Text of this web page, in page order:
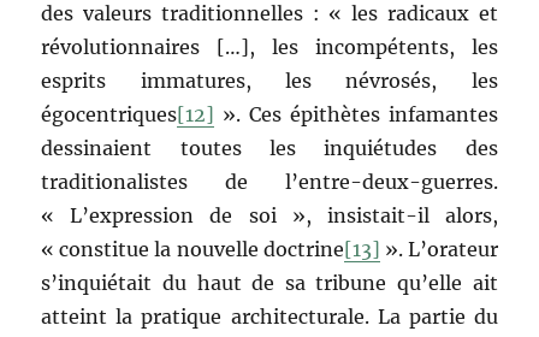
des valeurs traditionnelles : « les radicaux et
révolutionnaires […], les incompétents, les
esprits immatures, les névrosés, les
égocentriques[12] ». Ces épithètes infamantes
dessinaient toutes les inquiétudes des
traditionalistes de l’entre-deux-guerres.
« L’expression de soi », insistait-il alors,
« constitue la nouvelle doctrine[13] ». L’orateur
s’inquiétait du haut de sa tribune qu’elle ait
atteint la pratique architecturale. La partie du